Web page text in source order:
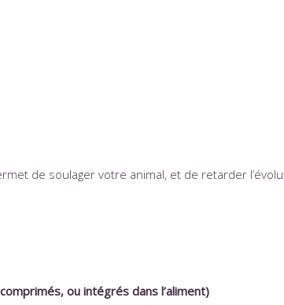
de soulager votre animal, et de retarder
ou intégrés dans l’aliment)